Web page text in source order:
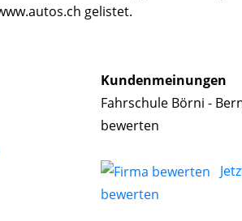
gelistet.
Kundenmeinungen
Fahrschule Börni -
bewerten
bewerten